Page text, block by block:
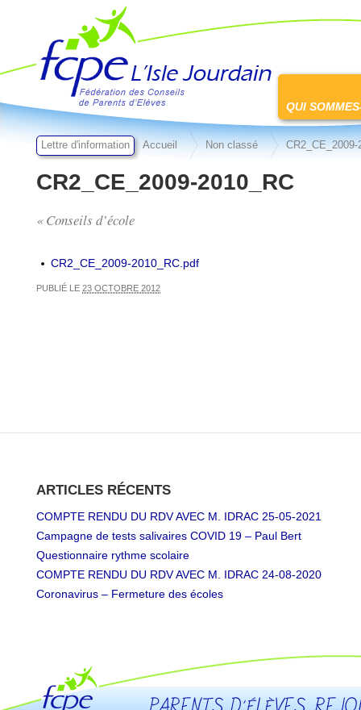
FCPE L'isle jourdain
au
contenu
QUI
Lettre d'information Accueil Non classé CR2_CE_2009-
CR2_CE_2009-2010_RC
« Conseils d’école
CR2_CE_2009-2010_RC.pdf
PUBLIÉ LE 23 OCTOBRE 2012
ARTICLES RÉCENTS
COMPTE RENDU DU RDV AVEC M. IDRAC 25-05-2021
Campagne de tests salivaires COVID 19 – Paul Bert
Questionnaire rythme scolaire
COMPTE RENDU DU RDV AVEC M. IDRAC 24-08-2020
Coronavirus – Fermeture des écoles